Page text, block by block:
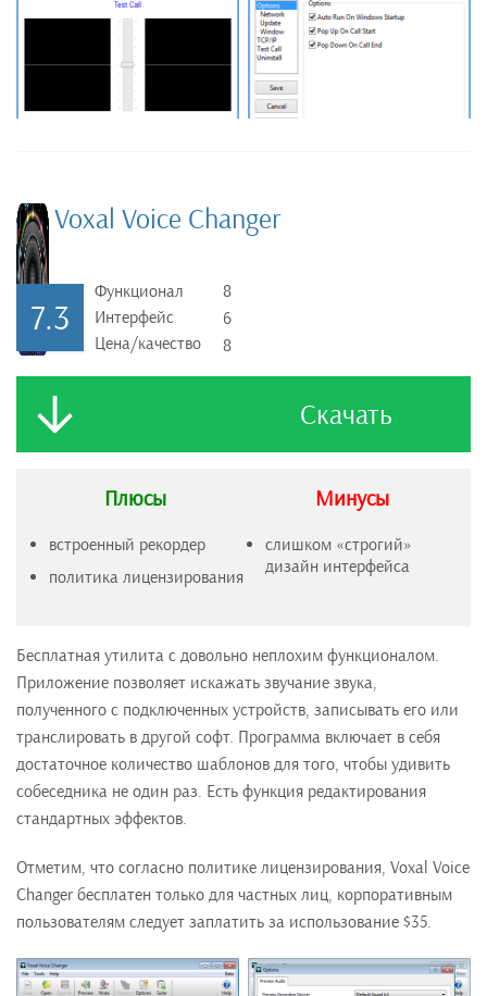
Voxal Voice Changer
7.3
Функционал
Интерфейс
Цена/качество
8
6
8
Скачать
Плюсы
встроенный рекордер
политика лицензирования
Минусы
слишком «строгий»
дизайн интерфейса
Бесплатная утилита с довольно неплохим функционалом.
Приложение позволяет искажать звучание звука,
полученного с подключенных устройств, записывать его или
транслировать в другой софт. Программа включает в себя
достаточное количество шаблонов для того, чтобы удивить
собеседника не один раз. Есть функция редактирования
стандартных эффектов.
Отметим, что согласно политике лицензирования, Voxal Voice
Changer бесплатен только для частных лиц, корпоративным
пользователям следует заплатить за использование $35.